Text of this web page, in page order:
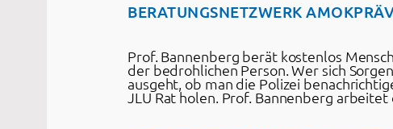
BERATUNGSNETZWERK
Prof. Bannenberg berät kostenlos
der bedrohlichen Person. Wer sich
ausgeht, ob man die Polizei
JLU Rat holen. Prof. Bannenberg